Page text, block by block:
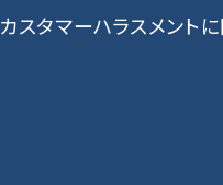
カスタマーハラスメント